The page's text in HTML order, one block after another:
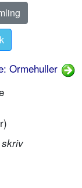
Ormehuller
skriv